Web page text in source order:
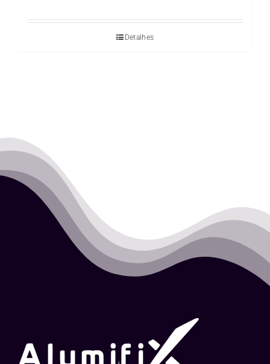
Detalhes